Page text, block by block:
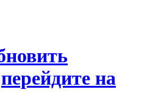
перейдите на